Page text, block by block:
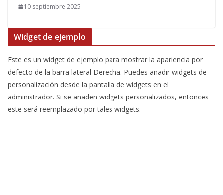
10 septiembre 2025
Widget de ejemplo
Este es un widget de ejemplo para mostrar la apariencia por
defecto de la barra lateral Derecha. Puedes añadir widgets de
personalización desde la pantalla de widgets en el
administrador. Si se añaden widgets personalizados, entonces
este será reemplazado por tales widgets.